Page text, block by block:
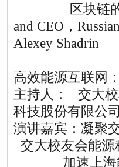
区块链的潜
and CEO，
Alexey Shadrin
高效能源互联网：
主持人： 交大校
科技股份有限公
演讲嘉宾：凝聚
交大校友会能
加速上海能源